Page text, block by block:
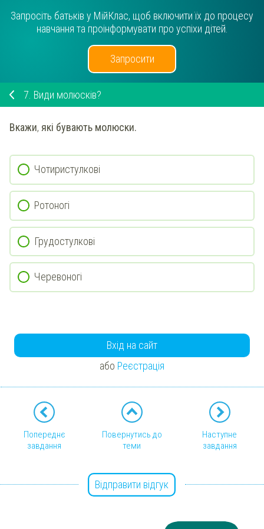
Запросіть батьків у МійКлас, щоб включити їх до процесу
навчання та проінформувати про успіхи дітей.
Запросити
7. Види молюсків?
Вкажи, які бувають молюски.
Чотиристулкові
Ротоногі
Грудостулкові
Черевоногі
Вхід на сайт
або Реєстрація
Попереднє
завдання
Повернутись до
теми
Наступне
завдання
Відправити відгук